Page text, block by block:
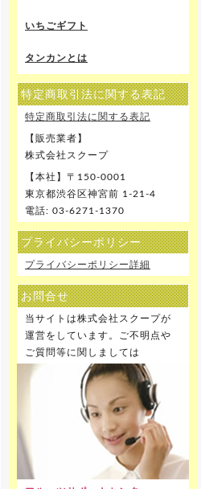
いちごギフト
タンカンとは
特定商取引法に関する表記
特定商取引法に関する表記
【販売業者】
株式会社スクープ
【本社】〒150-0001
東京都渋谷区神宮前 1-21-4
電話: 03-6271-1370
プライバシーポリシー
プライバシーポリシー詳細
お問合せ
当サイトは株式会社スクープが
運営をしています。ご不明点や
ご質問等に関しましては